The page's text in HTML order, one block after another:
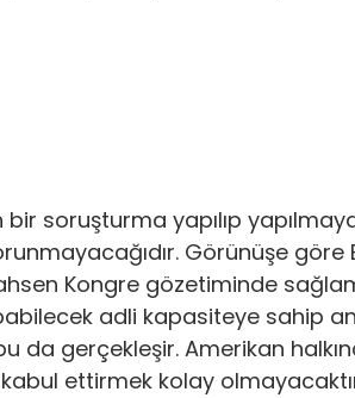
soruşturma yapılıp
Görünüşe göre
Kongre gözetiminde
adli kapasiteye sahip
da gerçekleşir. Amerikan
ettirmek kolay